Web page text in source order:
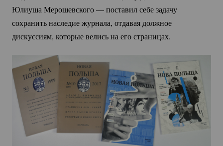
Юлиуша Мерошевского — поставил себе задачу
сохранить наследие журнала, отдавая должное
дискуссиям, которые велись на его страницах.